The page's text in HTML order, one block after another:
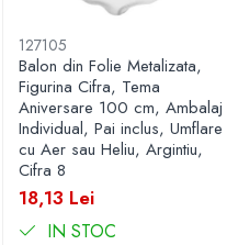
127105
Balon din Folie Metalizata,
Figurina Cifra, Tema
Aniversare 100 cm, Ambalaj
Individual, Pai inclus, Umflare
cu Aer sau Heliu, Argintiu,
Cifra 8
18,13 Lei
IN STOC